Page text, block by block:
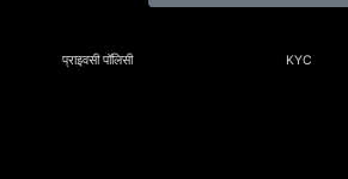
प्राइवसी पॉलिसी KYC